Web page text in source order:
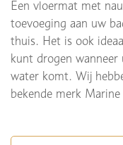
Een vloermat met
toevoeging aan uw
thuis. Het is ook
kunt drogen
water komt. Wij
bekende merk